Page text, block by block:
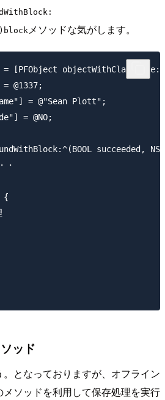
メソッドな気がします。
= [PFObject
@1337;
= @"Sean Plott";
= @NO;
succeeded,
・
{
ッド
となっておりますが、オフライン
メソッドを利用して保存処理を実行